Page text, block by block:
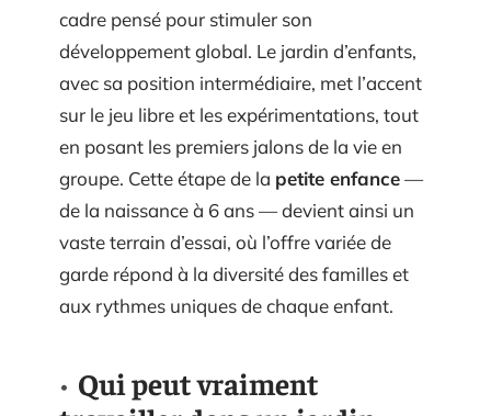
cadre pensé pour stimuler son
développement global. Le jardin d’enfants,
avec sa position intermédiaire, met l’accent
sur le jeu libre et les expérimentations, tout
en posant les premiers jalons de la vie en
groupe. Cette étape de la petite enfance—
de la naissance à 6 ans — devient ainsi un
vaste terrain d’essai, où l’offre variée de
garde répond à la diversité des familles et
aux rythmes uniques de chaque enfant.
Qui peut vraiment